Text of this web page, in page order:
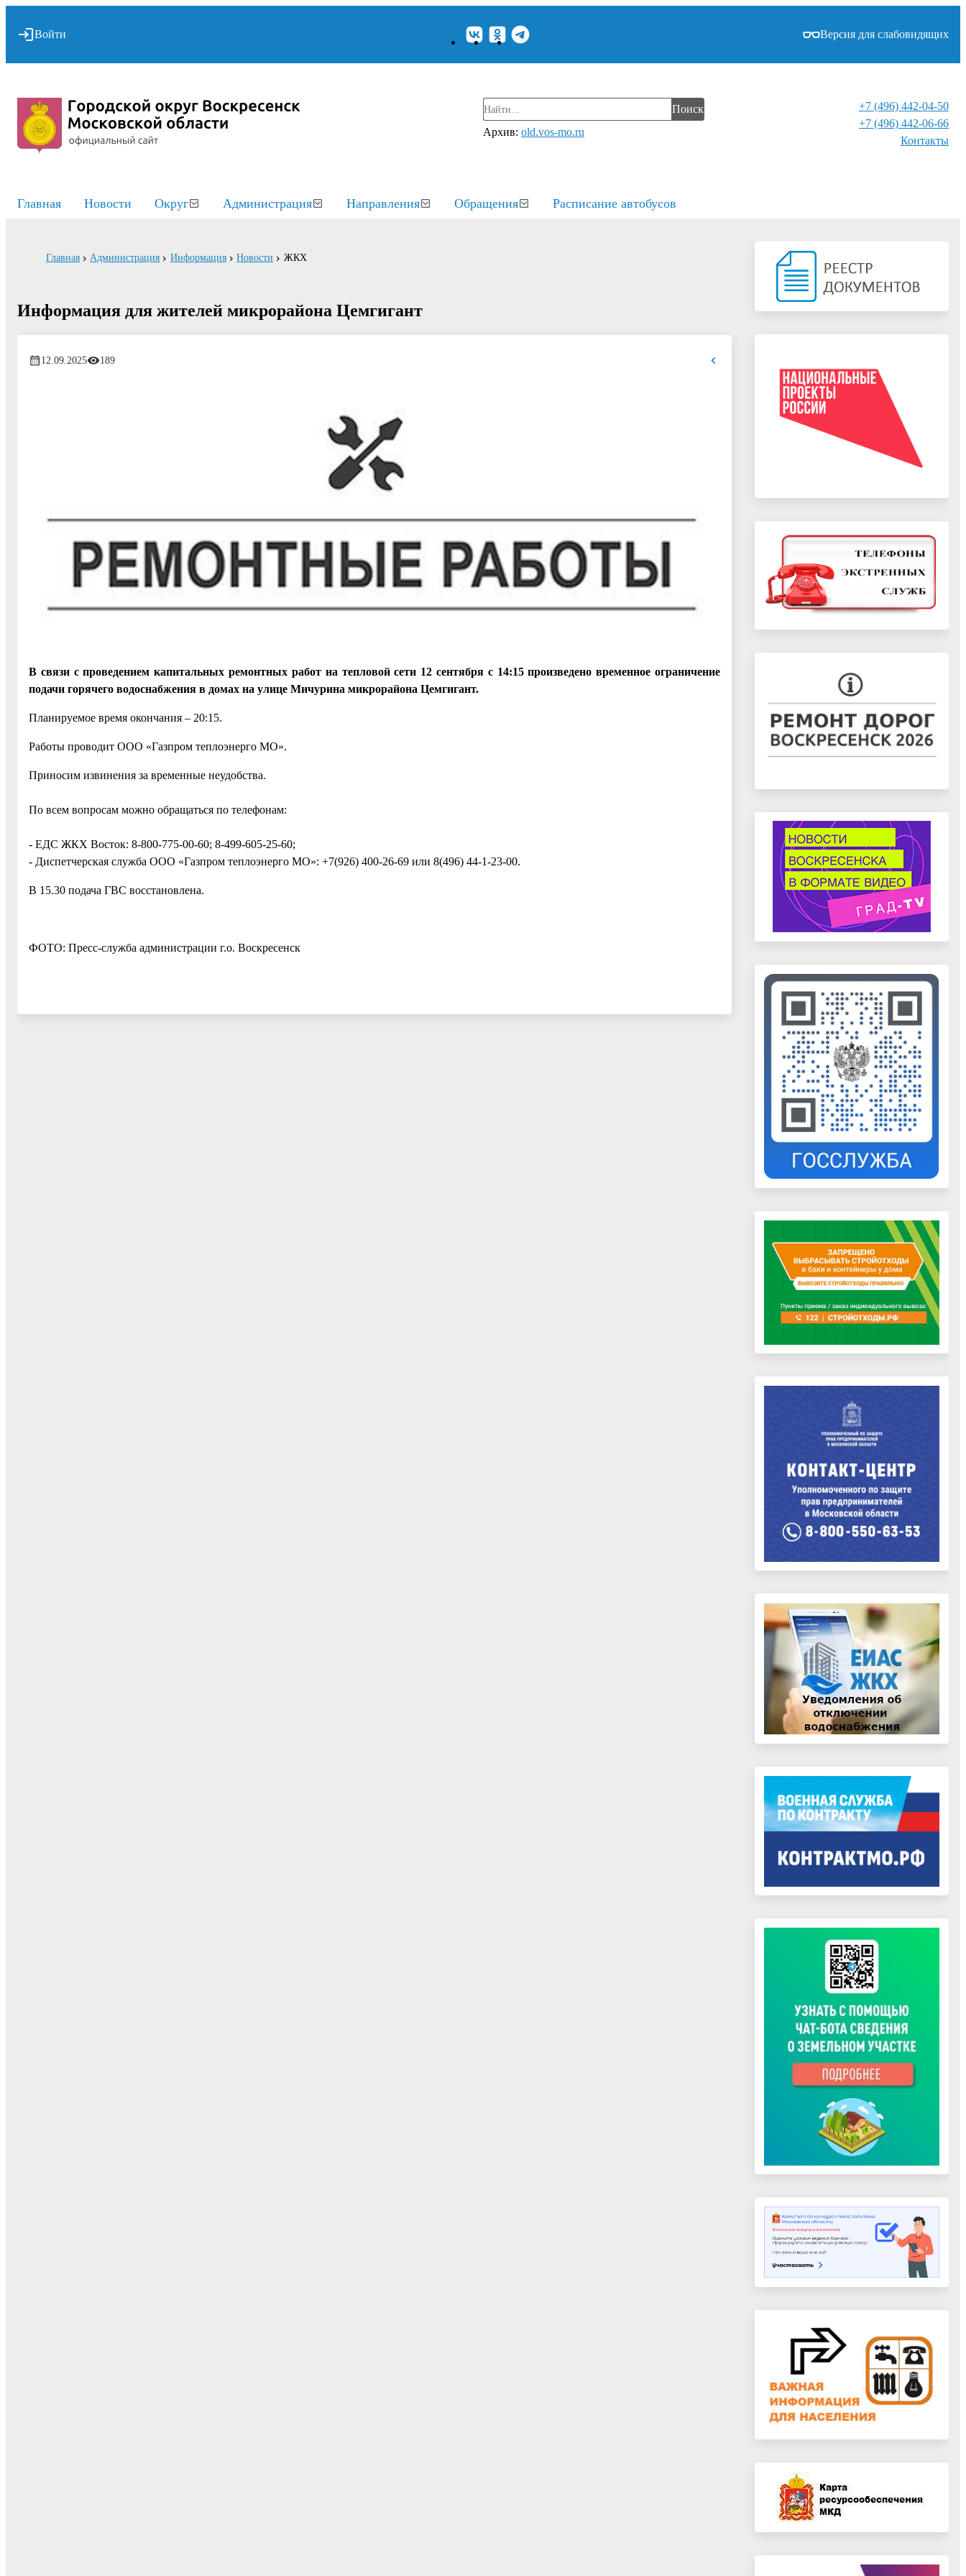
Войти Версия для слабовидящих
Поиск
Архив: old.vos-mo.ru
+7 (496) 442-04-50
+7 (496) 442-06-66
Контакты⁠
Главная Новости Округ Администрация Направления Обращения Расписание автобусов
Главная Администрация Информация Новости ЖКХ
Информация для жителей микрорайона Цемгигант
12.09.2025 189
В связи с проведением капитальных ремонтных работ на тепловой сети 12 сентября с 14:15 произведено временное ограничение
подачи горячего водоснабжения в домах на улице Мичурина микрорайона Цемгигант.
Планируемое время окончания – 20:15.
Работы проводит ООО «Газпром теплоэнерго МО».
Приносим извинения за временные неудобства.
По всем вопросам можно обращаться по телефонам:
- ЕДС ЖКХ Восток: 8-800-775-00-60; 8-499-605-25-60;
- Диспетчерская служба ООО «Газпром теплоэнерго МО»: +7(926) 400-26-69 или 8(496) 44-1-23-00.
В 15.30 подача ГВС восстановлена.
ФОТО: Пресс-служба администрации г.о. Воскресенск